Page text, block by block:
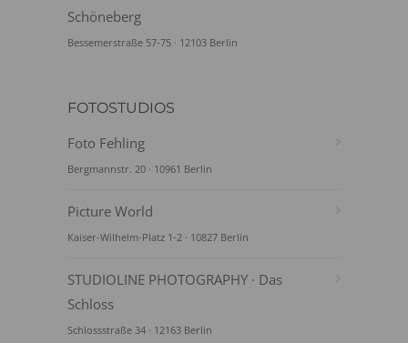
Schöneberg
Bessemerstraße 57-75 · 12103 Berlin
FOTOSTUDIOS
Foto Fehling
Bergmannstr. 20 · 10961 Berlin
Picture World
Kaiser-Wilhelm-Platz 1-2 · 10827 Berlin
STUDIOLINE PHOTOGRAPHY · Das
Schloss
Schlossstraße 34 · 12163 Berlin